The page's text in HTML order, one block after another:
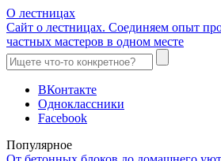
О лестницах
Сайт о лестницах. Соединяем опыт
частных мастеров в одном месте
ВКонтакте
Одноклассники
Facebook
Популярное